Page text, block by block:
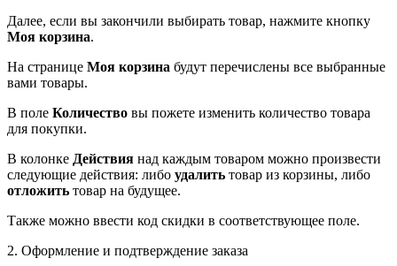
Далее, если вы закончили выбирать товар, нажмите кнопку
Моя корзина.
На странице Моя корзина будут перечислены все выбранные
вами товары.
В поле Количество вы пожете изменить количество товара
для покупки.
В колонке Действия над каждым товаром можно произвести
следующие действия: либо удалить товар из корзины, либо
отложить товар на будущее.
Также можно ввести код скидки в соответствующее поле.
2. Оформление и подтверждение заказа